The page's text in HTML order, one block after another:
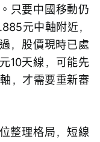
只要中國移動仍
元中軸附近，
，股價現時已處
10天線，可能先
，才需要重新審
整理格局，短線